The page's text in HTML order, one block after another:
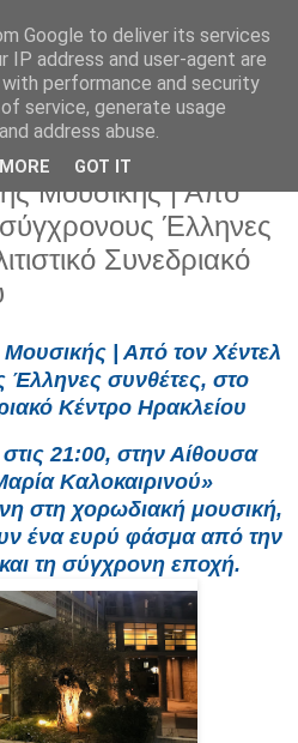
Μουσικής | Από
Έλληνες
Συνεδριακό
| Από τον Χέντελ
συνθέτες, στο
Κέντρο Ηρακλείου
21:00, στην Αίθουσα
Καλοκαιρινού»
στη χορωδιακή μουσική,
ένα ευρύ φάσμα από την
τη σύγχρονη εποχή.
Google to deliver its services
IP address and user-agent are
performance and security
service, generate usage
address abuse.
GOT IT